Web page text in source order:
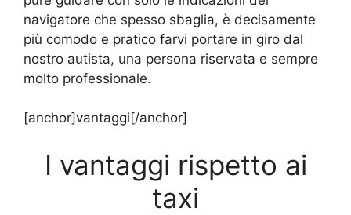
navigatore che spesso sbaglia, è decisamente
più comodo e pratico farvi portare in giro dal
nostro autista, una persona riservata e sempre
molto professionale.
[anchor]vantaggi[/anchor]
I vantaggi rispetto ai
taxi